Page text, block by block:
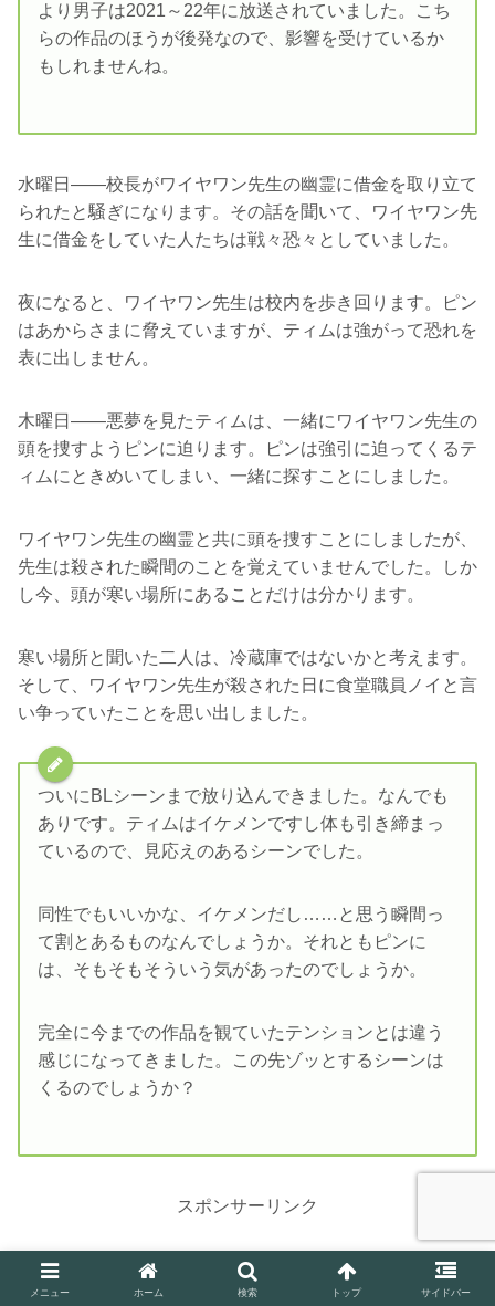
より男子は2021～22年に放送されていました。こち
らの作品のほうが後発なので、影響を受けているか
もしれませんね。
水曜日――校長がワイヤワン先生の幽霊に借金を取り立て
られたと騒ぎになります。その話を聞いて、ワイヤワン先
生に借金をしていた人たちは戦々恐々としていました。
夜になると、ワイヤワン先生は校内を歩き回ります。ピン
はあからさまに脅えていますが、ティムは強がって恐れを
表に出しません。
木曜日――悪夢を見たティムは、一緒にワイヤワン先生の
頭を捜すようピンに迫ります。ピンは強引に迫ってくるテ
ィムにときめいてしまい、一緒に探すことにしました。
ワイヤワン先生の幽霊と共に頭を捜すことにしましたが、
先生は殺された瞬間のことを覚えていませんでした。しか
し今、頭が寒い場所にあることだけは分かります。
寒い場所と聞いた二人は、冷蔵庫ではないかと考えます。
そして、ワイヤワン先生が殺された日に食堂職員ノイと言
い争っていたことを思い出しました。
ついにBLシーンまで放り込んできました。なんでも
ありです。ティムはイケメンですし体も引き締まっ
ているので、見応えのあるシーンでした。
同性でもいいかな、イケメンだし……と思う瞬間っ
て割とあるものなんでしょうか。それともピンに
は、そもそもそういう気があったのでしょうか。
完全に今までの作品を観ていたテンションとは違う
感じになってきました。この先ゾッとするシーンは
くるのでしょうか？
スポンサーリンク
メニュー ホーム 検索 トップ サイドバー